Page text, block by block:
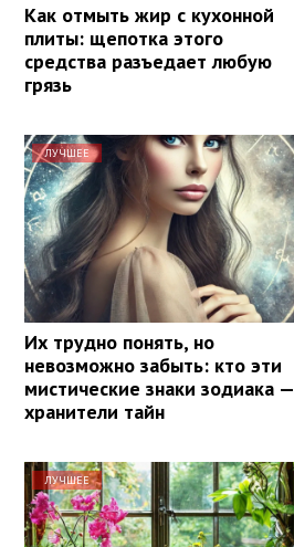
Как отмыть жир с кухонной
плиты: щепотка этого
средства разъедает любую
грязь
ЛУЧШЕЕ
Их трудно понять, но
невозможно забыть: кто эти
мистические знаки зодиака —
хранители тайн
ЛУЧШЕЕ